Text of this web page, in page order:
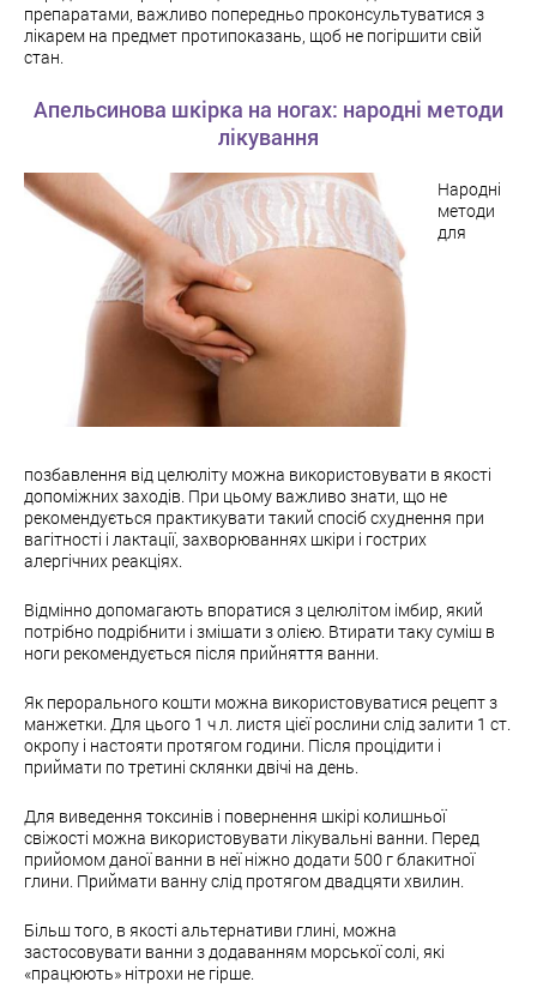
препаратами, важливо попередньо проконсультуватися з
лікарем на предмет протипоказань, щоб не погіршити свій
стан.
Апельсинова шкірка на ногах: народні методи
лікування
Народні
методи
для
позбавлення від целюліту можна використовувати в якості
допоміжних заходів. При цьому важливо знати, що не
рекомендується практикувати такий спосіб схуднення при
вагітності і лактації, захворюваннях шкіри і гострих
алергічних реакціях.
Відмінно допомагають впоратися з целюлітом імбир, який
потрібно подрібнити і змішати з олією. Втирати таку суміш в
ноги рекомендується після прийняття ванни.
Як перорального кошти можна використовуватися рецепт з
манжетки. Для цього 1 ч л. листя цієї рослини слід залити 1 ст.
окропу і настояти протягом години. Після процідити і
приймати по третині склянки двічі на день.
Для виведення токсинів і повернення шкірі колишньої
свіжості можна використовувати лікувальні ванни. Перед
прийомом даної ванни в неї ніжно додати 500 г блакитної
глини. Приймати ванну слід протягом двадцяти хвилин.
Більш того, в якості альтернативи глині, можна
застосовувати ванни з додаванням морської солі, які
«працюють» нітрохи не гірше.